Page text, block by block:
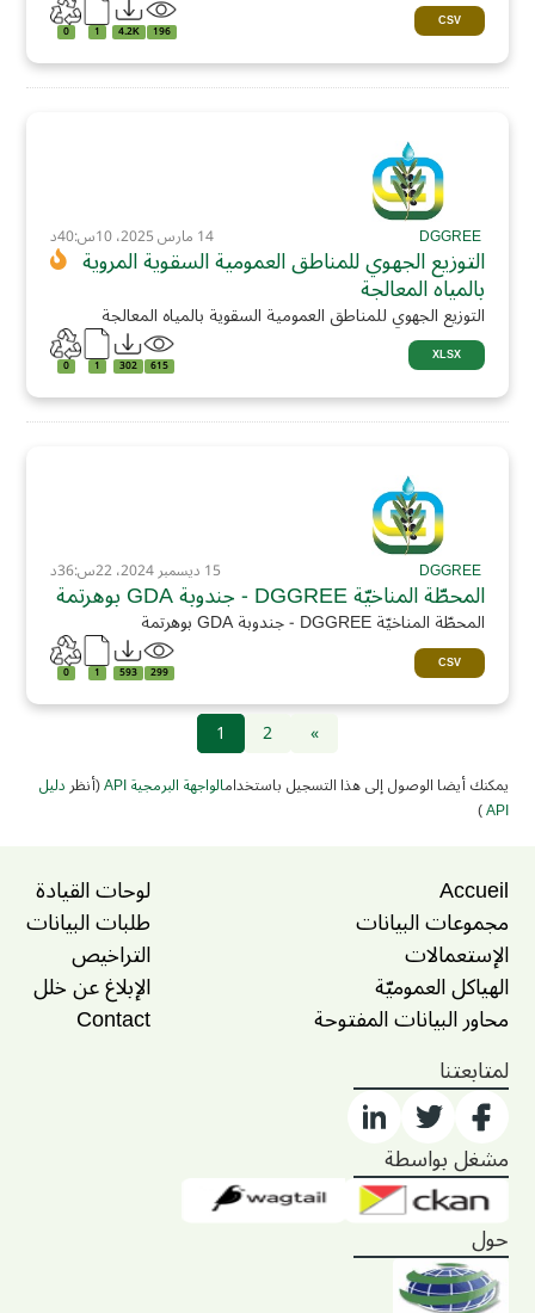
CSV
196
4.2K
1
0
DGGREE 14 مارس 2025، 10س:40د
التوزيع الجهوي للمناطق العمومية السقوية المروية
بالمياه المعالجة
التوزيع الجهوي للمناطق العمومية السقوية بالمياه المعالجة
XLSX
615
302
1
0
DGGREE 15 ديسمبر 2024، 22س:36د
المحطّة المناخيّة DGGREE - جندوبة GDA بوهرتمة
المحطّة المناخيّة DGGREE - جندوبة GDA بوهرتمة
CSV
299
593
1
0
1 2 »
يمكنك أيضا الوصول إلى هذا التسجيل باستخدامالواجهة البرمجية API (أنظردليل
API
)
Accueil
مجموعات البيانات
الإستعمالات
الهياكل العموميّة
محاور البيانات المفتوحة
لوحات القيادة
طلبات البيانات
التراخيص
الإبلاغ عن خلل
Contact
لمتابعتنا
مشغل بواسطة
حول